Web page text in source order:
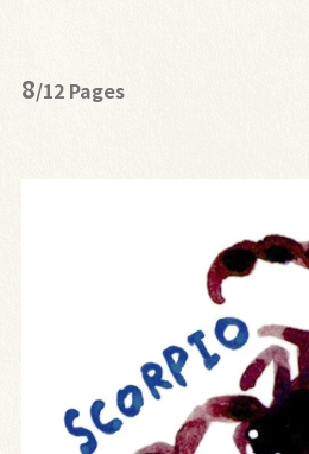
8/12 Pages